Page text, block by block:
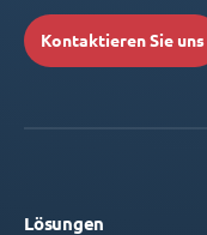
Kontaktieren Sie uns
Lösungen